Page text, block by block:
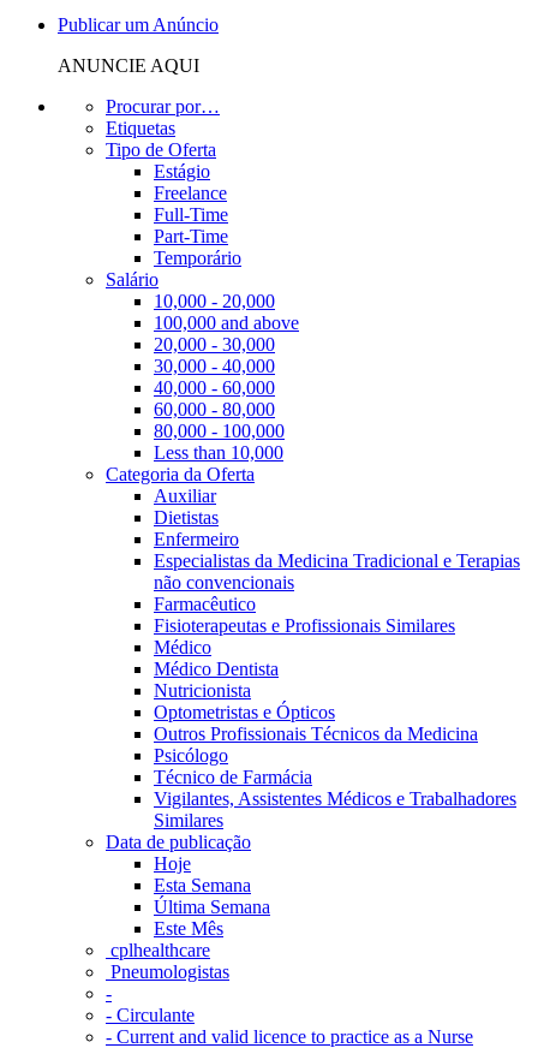
Publicar um Anúncio
ANUNCIE AQUI
Procurar por…
Etiquetas
Tipo de Oferta
Estágio
Freelance
Full-Time
Part-Time
Temporário
Salário
10,000 - 20,000
100,000 and above
20,000 - 30,000
30,000 - 40,000
40,000 - 60,000
60,000 - 80,000
80,000 - 100,000
Less than 10,000
Categoria da Oferta
Auxiliar
Dietistas
Enfermeiro
Especialistas da Medicina Tradicional e Terapias
não convencionais
Farmacêutico
Fisioterapeutas e Profissionais Similares
Médico
Médico Dentista
Nutricionista
Optometristas e Ópticos
Outros Profissionais Técnicos da Medicina
Psicólogo
Técnico de Farmácia
Vigilantes, Assistentes Médicos e Trabalhadores
Similares
Data de publicação
Hoje
Esta Semana
Última Semana
Este Mês
‎ cplhealthcare‬
Pneumologistas
-
- Circulante
- Current and valid licence to practice as a Nurse